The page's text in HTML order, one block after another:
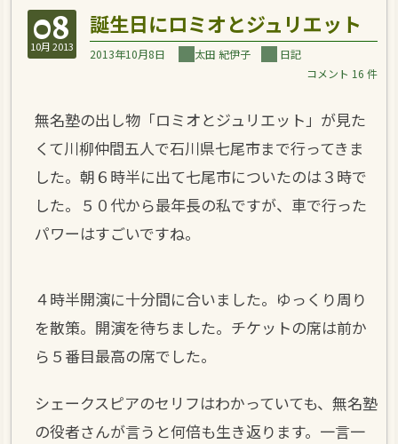
08
10月 2013
誕生日にロミオとジュリエット
2013年10月8日 太田 紀伊子
日記
コメント 16 件
無名塾の出し物「ロミオとジュリエット」が見た
くて川柳仲間五人で石川県七尾市まで行ってきま
した。朝６時半に出て七尾市についたのは３時で
した。５０代から最年長の私ですが、車で行った
パワーはすごいですね。
４時半開演に十分間に合いました。ゆっくり周り
を散策。開演を待ちました。チケットの席は前か
ら５番目最高の席でした。
シェークスピアのセリフはわかっていても、無名塾
の役者さんが言うと何倍も生き返ります。一言一